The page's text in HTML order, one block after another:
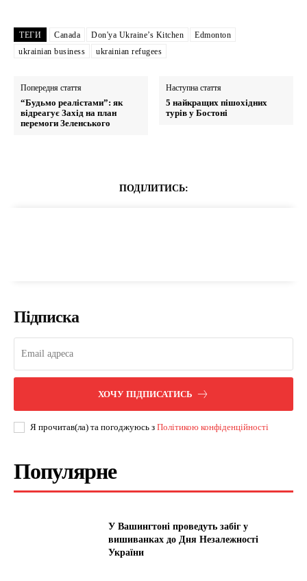
ТЕГИ Canada Don'ya Ukraine’s Kitchen
Edmonton
ukrainian business
ukrainian refugees
Попередня стаття
“Будьмо реалістами”: як
відреагує Захід на план
перемоги Зеленського
Наступна стаття
5 найкращих пішохідних
турів у Бостоні
ПОДІЛИТИСЬ:
Підписка
ХОЧУ ПІДПИСАТИСЬ
Я прочитав(ла) та погоджуюсь з Політикою конфіденційності
Популярне
У Вашингтоні проведуть забіг у
вишиванках до Дня Незалежності
України